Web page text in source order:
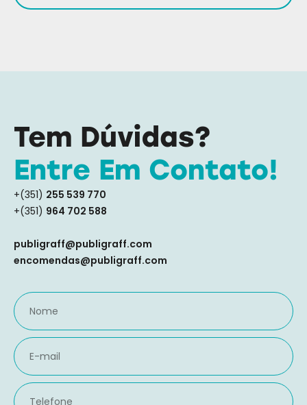
Tem Dúvidas?
Entre Em Contato!
+(351) 255 539 770
+(351) 964 702 588
publigraff@publigraff.com
encomendas@publigraff.com